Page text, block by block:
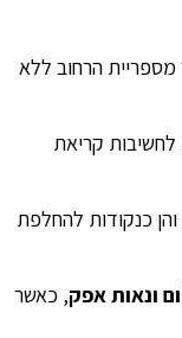
הרחוב ללא
קריאת
כנקודות להחלפת
ונאות אפק, כאשר